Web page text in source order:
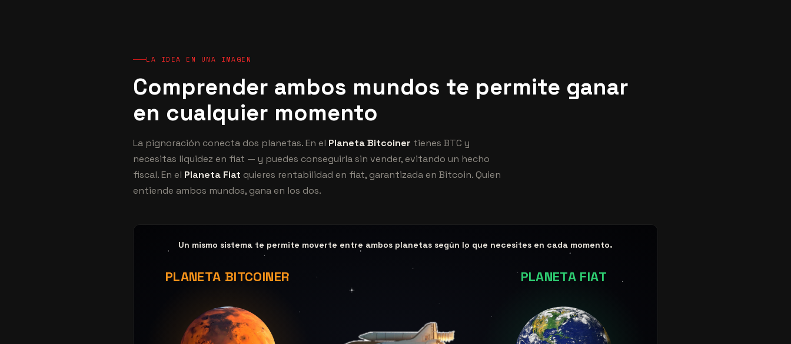
LA IDEA EN UNA IMAGEN
Comprender ambos mundos te permite ganar
en cualquier momento
La pignoración conecta dos planetas. En el Planeta Bitcoiner tienes BTC y
necesitas liquidez en fiat — y puedes conseguirla sin vender, evitando un hecho
fiscal. En el Planeta Fiat quieres rentabilidad en fiat, garantizada en Bitcoin. Quien
entiende ambos mundos, gana en los dos.
Un mismo sistema te permite moverte entre ambos planetas según lo que necesites en cada momento.
PLANETA BITCOINER PLANETA FIAT